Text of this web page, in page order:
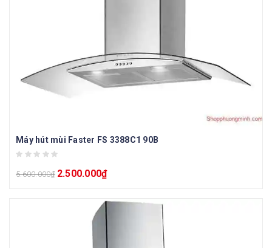
Máy hút mùi Faster FS 3388C1 90B
5.600.000₫ 2.500.000₫